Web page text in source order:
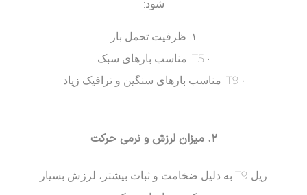
شود:
۱. ظرفیت تحمل بار
• T5: مناسب بارهای سبک
• T9: مناسب بارهای سنگین و ترافیک زیاد
——
۲. میزان لرزش و نرمی حرکت
ریل T9 به دلیل ضخامت و ثبات بیشتر، لرزش بسیار